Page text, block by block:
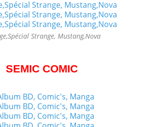
Strange, Mustang,Nova
SEMIC COMIC